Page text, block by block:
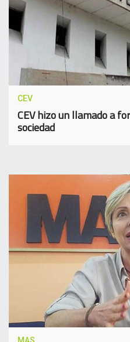
CEV
CEV hizo un llamado a
sociedad